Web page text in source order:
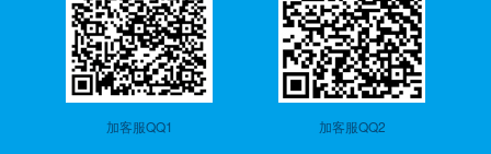
加客服QQ1 加客服QQ2